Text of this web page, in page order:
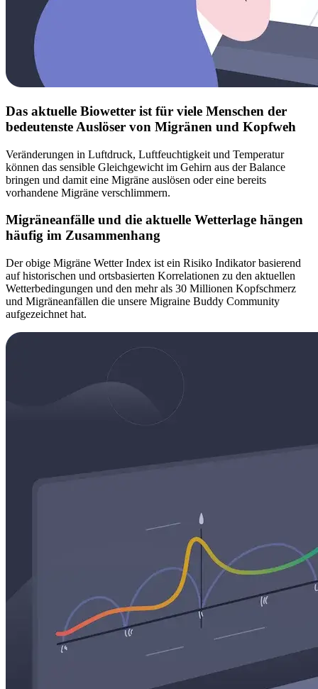
Das aktuelle Biowetter ist für viele Menschen der
bedeutenste Auslöser von Migränen und Kopfweh
Veränderungen in Luftdruck, Luftfeuchtigkeit und Temperatur
können das sensible Gleichgewicht im Gehirn aus der Balance
bringen und damit eine Migräne auslösen oder eine bereits
vorhandene Migräne verschlimmern.
Migräneanfälle und die aktuelle Wetterlage hängen
häufig im Zusammenhang
Der obige Migräne Wetter Index ist ein Risiko Indikator basierend
auf historischen und ortsbasierten Korrelationen zu den aktuellen
Wetterbedingungen und den mehr als 30 Millionen Kopfschmerz
und Migräneanfällen die unsere Migraine Buddy Community
aufgezeichnet hat.